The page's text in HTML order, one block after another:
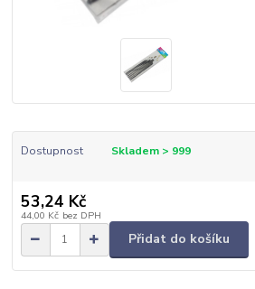
Dostupnost Skladem > 999
53,24 Kč
44,00 Kč bez DPH
Přidat do košíku